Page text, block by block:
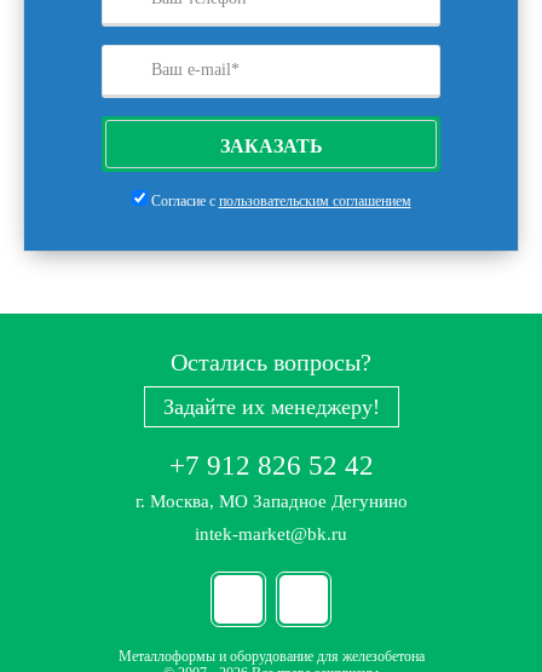
ЗАКАЗАТЬ
Согласие с пользовательским соглашением
Остались вопросы?
Задайте их менеджеру!
+7 912 826 52 42
г. Москва, МО Западное Дегунино
intek-market@bk.ru
Металлоформы и оборудование для железобетона